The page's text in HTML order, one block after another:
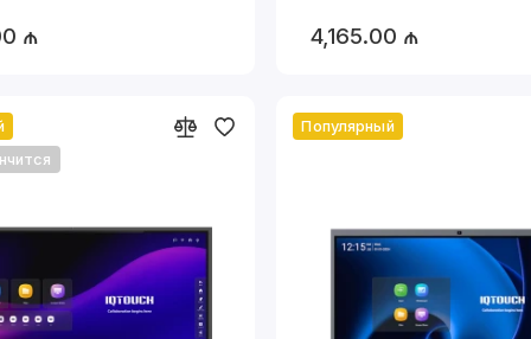
напишите!
₼ 4,165.00 ₼
Популярный